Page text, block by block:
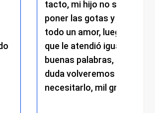
tacto, mi hijo no se dejaba
poner las gotas y la chica fue
todo un amor, luego el médico
que le atendió igual, solo tengo
buenas palabras, sin ninguna
duda volveremos en caso de
necesitarlo, mil gracias.